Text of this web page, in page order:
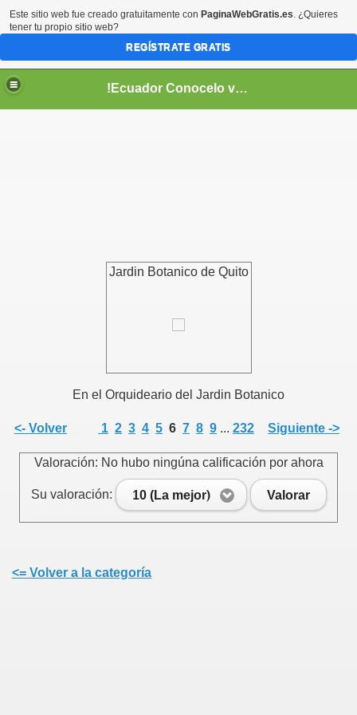
!Ecuador Conocelo vivelo!
Jardin Botanico de Quito
En el Orquideario del Jardin Botanico
<- Volver 1 2 3 4 5 6 7 8 9 ... 232 Siguiente ->
Valoración: No hubo ningúna calificación por ahora
Su valoración: 10 (La mejor) Valorar
<= Volver a la categoría
Este sitio web fue creado gratuitamente con PaginaWebGratis.es. ¿Quieres
tener tu propio sitio web?
REGÍSTRATE GRATIS